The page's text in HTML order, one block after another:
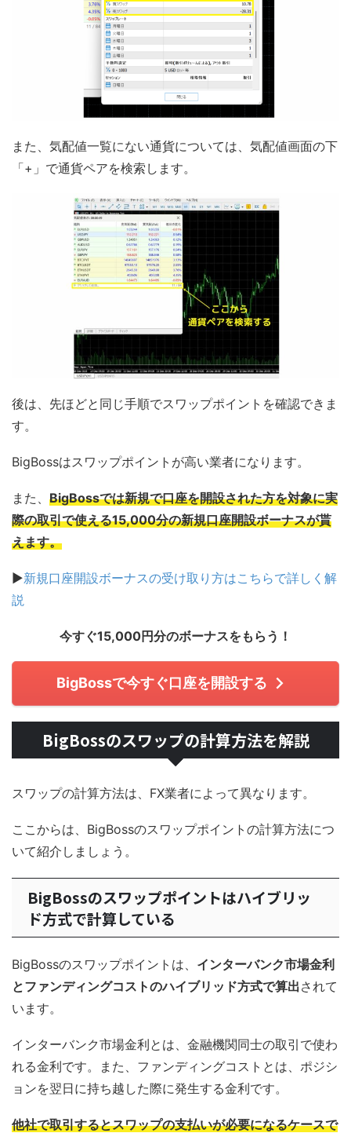
また、気配値一覧にない通貨については、気配値画面の下
「+」で通貨ペアを検索します。
後は、先ほどと同じ手順でスワップポイントを確認できま
す。
BigBossはスワップポイントが高い業者になります。
また、 BigBossでは新規で口座を開設された方を対象に実
際の取引で使える15,000分の新規口座開設ボーナスが貰
えます。
▶新規口座開設ボーナスの受け取り方はこちらで詳しく解
説
今すぐ15,000円分のボーナスをもらう！
BigBossで今すぐ口座を開設する
BigBossのスワップの計算方法を解説
スワップの計算方法は、FX業者によって異なります。
ここからは、BigBossのスワップポイントの計算方法につ
いて紹介しましょう。
BigBossのスワップポイントはハイブリッ
ド方式で計算している
BigBossのスワップポイントは、 インターバンク市場金利
とファンディングコストのハイブリッド方式で算出されて
います。
インターバンク市場金利とは、金融機関同士の取引で使わ
れる金利です。また、ファンディングコストとは、ポジシ
ョンを翌日に持ち越した際に発生する金利です。
他社で取引するとスワップの支払いが必要になるケースで